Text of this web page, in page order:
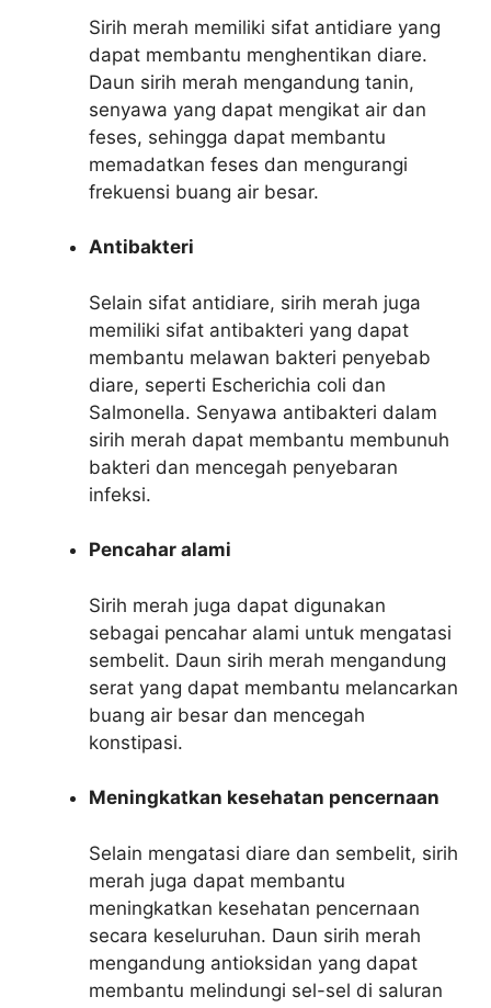
Sirih merah memiliki sifat antidiare yang
dapat membantu menghentikan diare.
Daun sirih merah mengandung tanin,
senyawa yang dapat mengikat air dan
feses, sehingga dapat membantu
memadatkan feses dan mengurangi
frekuensi buang air besar.
Antibakteri
Selain sifat antidiare, sirih merah juga
memiliki sifat antibakteri yang dapat
membantu melawan bakteri penyebab
diare, seperti Escherichia coli dan
Salmonella. Senyawa antibakteri dalam
sirih merah dapat membantu membunuh
bakteri dan mencegah penyebaran
infeksi.
Pencahar alami
Sirih merah juga dapat digunakan
sebagai pencahar alami untuk mengatasi
sembelit. Daun sirih merah mengandung
serat yang dapat membantu melancarkan
buang air besar dan mencegah
konstipasi.
Meningkatkan kesehatan pencernaan
Selain mengatasi diare dan sembelit, sirih
merah juga dapat membantu
meningkatkan kesehatan pencernaan
secara keseluruhan. Daun sirih merah
mengandung antioksidan yang dapat
membantu melindungi sel-sel di saluran